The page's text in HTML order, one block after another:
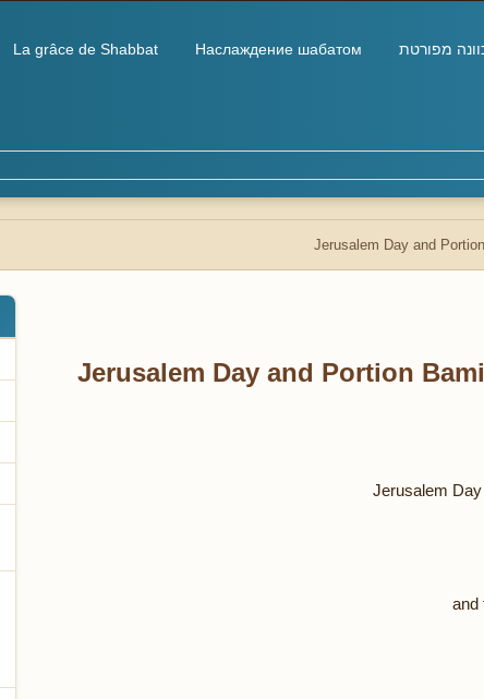
מפורטת Наслаждение шабатом
La grâce de Shabbat
Jerusalem Day and
Jerusalem Day and Portion
Jerusalem
and